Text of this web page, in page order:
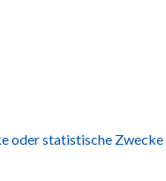
oder statistische Zwecke